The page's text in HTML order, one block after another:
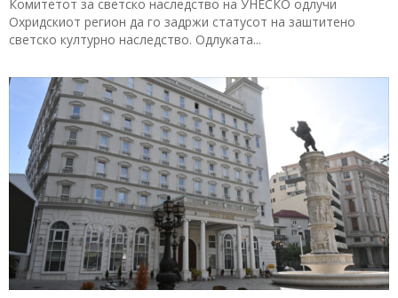
Комитетот за светско наследство на УНЕСКО одлучи
Охридскиот регион да го задржи статусот на заштитено
светско културно наследство. Одлуката...